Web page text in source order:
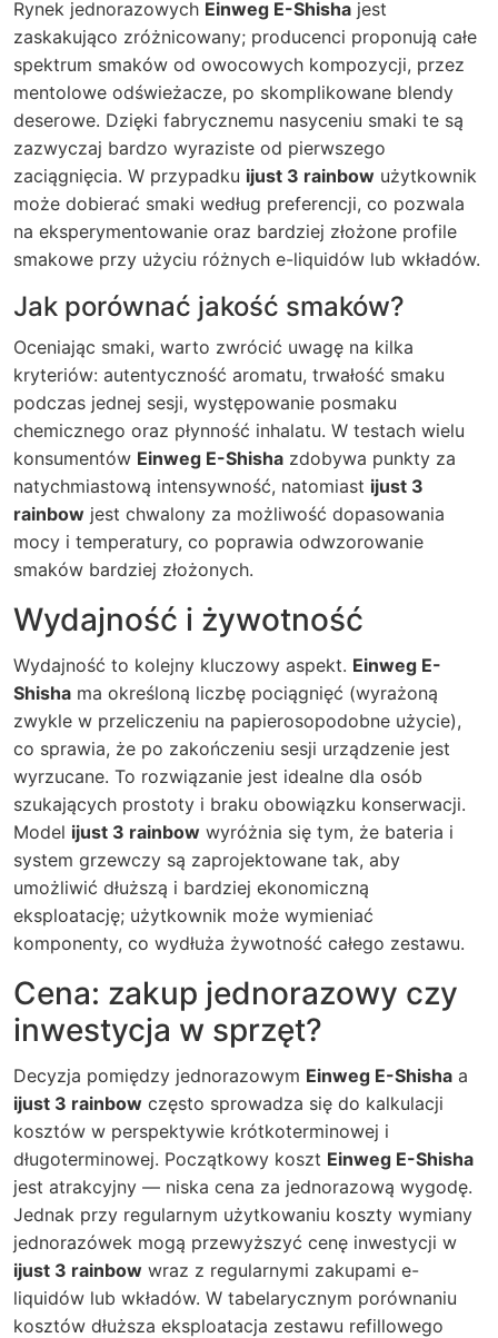
Rynek jednorazowych Einweg E-Shisha jest
zaskakująco zróżnicowany; producenci proponują całe
spektrum smaków od owocowych kompozycji, przez
mentolowe odświeżacze, po skomplikowane blendy
deserowe. Dzięki fabrycznemu nasyceniu smaki te są
zazwyczaj bardzo wyraziste od pierwszego
zaciągnięcia. W przypadku ijust 3 rainbow użytkownik
może dobierać smaki według preferencji, co pozwala
na eksperymentowanie oraz bardziej złożone profile
smakowe przy użyciu różnych e-liquidów lub wkładów.
Jak porównać jakość smaków?
Oceniając smaki, warto zwrócić uwagę na kilka
kryteriów: autentyczność aromatu, trwałość smaku
podczas jednej sesji, występowanie posmaku
chemicznego oraz płynność inhalatu. W testach wielu
konsumentów Einweg E-Shisha zdobywa punkty za
natychmiastową intensywność, natomiast ijust 3
rainbow jest chwalony za możliwość dopasowania
mocy i temperatury, co poprawia odwzorowanie
smaków bardziej złożonych.
Wydajność i żywotność
Wydajność to kolejny kluczowy aspekt. Einweg E-
Shisha ma określoną liczbę pociągnięć (wyrażoną
zwykle w przeliczeniu na papierosopodobne użycie),
co sprawia, że po zakończeniu sesji urządzenie jest
wyrzucane. To rozwiązanie jest idealne dla osób
szukających prostoty i braku obowiązku konserwacji.
Model ijust 3 rainbow wyróżnia się tym, że bateria i
system grzewczy są zaprojektowane tak, aby
umożliwić dłuższą i bardziej ekonomiczną
eksploatację; użytkownik może wymieniać
komponenty, co wydłuża żywotność całego zestawu.
Cena: zakup jednorazowy czy
inwestycja w sprzęt?
Decyzja pomiędzy jednorazowym Einweg E-Shisha a
ijust 3 rainbow często sprowadza się do kalkulacji
kosztów w perspektywie krótkoterminowej i
długoterminowej. Początkowy koszt Einweg E-Shisha
jest atrakcyjny — niska cena za jednorazową wygodę.
Jednak przy regularnym użytkowaniu koszty wymiany
jednorazówek mogą przewyższyć cenę inwestycji w
ijust 3 rainbow wraz z regularnymi zakupami e-
liquidów lub wkładów. W tabelarycznym porównaniu
kosztów dłuższa eksploatacja zestawu refillowego